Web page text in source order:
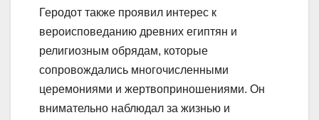
Геродот также проявил интерес к
вероисповеданию древних египтян и
религиозным обрядам, которые
сопровождались многочисленными
церемониями и жертвоприношениями. Он
внимательно наблюдал за жизнью и